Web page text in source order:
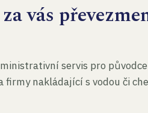
vás
servis pro
nakládající s vodou či